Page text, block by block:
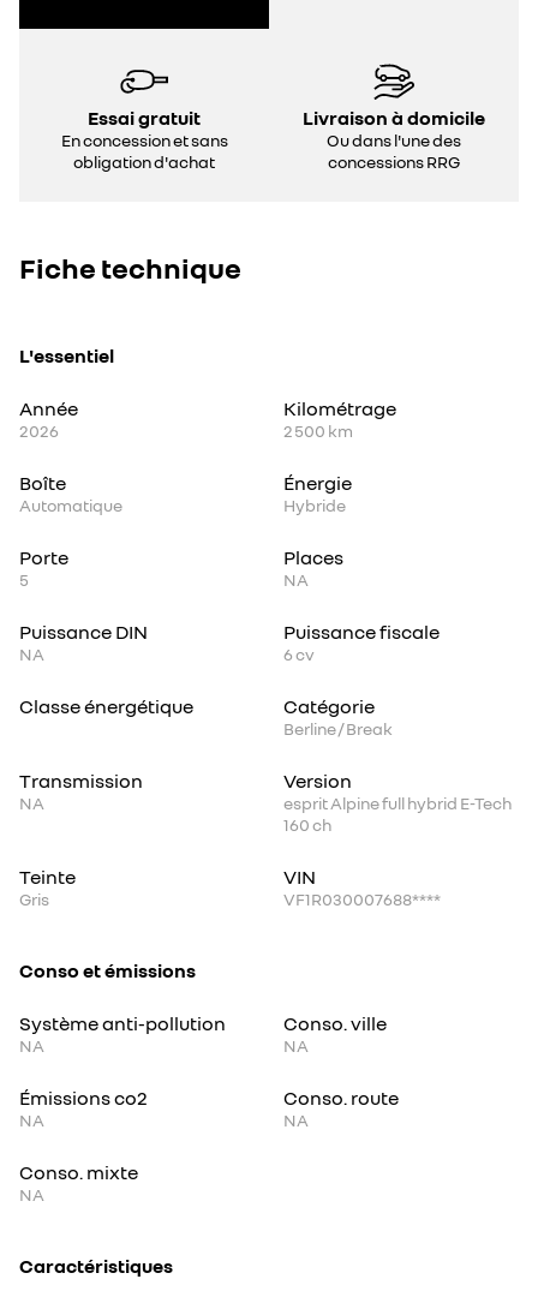
Essai gratuit
En concession et sans
obligation d'achat
Livraison à domicile
Ou dans l'une des
concessions RRG
Fiche technique
L'essentiel
Année
2026
Kilométrage
2 500 km
Boîte
Automatique
Énergie
Hybride
Porte
5
Places
NA
Puissance DIN
NA
Puissance fiscale
6cv
Classe énergétique Catégorie
Berline / Break
Transmission
NA
Version
esprit Alpine full hybrid E-Tech
160 ch
Teinte
Gris
VIN
VF1R030007688****
Conso et émissions
Système anti-pollution
NA
Conso. ville
NA
Émissions co2
NA
Conso. route
NA
Conso. mixte
NA
Caractéristiques